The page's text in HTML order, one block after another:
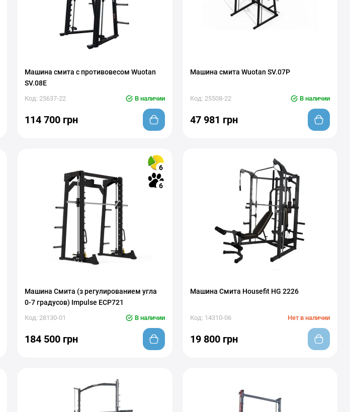
Машина смита с противовесом Wuotan
SV.08E
Код: 25637-22 В наличии
114 700 грн
Машина смита Wuotan SV.07P
Код: 25508-22 В наличии
47 981 грн
6
6
Машина Смита (з регулированием угла
0-7 градусов) Impulse ECP721
Код: 28130-01 В наличии
184 500 грн
Машина Смита Housefit HG 2226
Код: 14310-06 Нет в наличии
19 800 грн